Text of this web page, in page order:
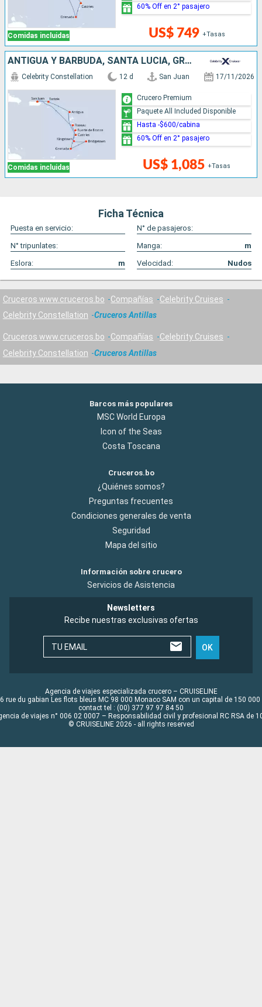
Comidas incluidas US$ 749 +Tasas
60% Off en 2° pasajero
ANTIGUA Y BARBUDA, SANTA LUCIA, GRENADA, BARBADOS, SAN VINCENT Y LAS GRANADINAS, DOMINICA, PUERTO RICO
Comidas incluidas
Celebrity Constellation 12 d San Juan 17/11/2026
US$ 1,085 +Tasas
Crucero Premium
Paquete All Included Disponible
Hasta -$600/cabina
60% Off en 2° pasajero
Ficha Técnica
Puesta en servicio:
N° de pasajeros:
N° tripunlates:
Manga:
m
Eslora:
m Velocidad: Nudos
Cruceros www.cruceros.bo Compañías
Celebrity Cruises
Celebrity Constellation
Cruceros Antillas
Cruceros www.cruceros.bo Compañías
Celebrity Cruises
Celebrity Constellation
Cruceros Antillas
Barcos más populares
MSC World Europa
Icon of the Seas
Costa Toscana
Cruceros.bo
¿Quiénes somos?
Preguntas frecuentes
Condiciones generales de venta
Seguridad
Mapa del sitio
Información sobre crucero
Servicios de Asistencia
Newsletters
Recibe nuestras exclusivas ofertas
TU EMAIL OK
Agencia de viajes especializada crucero – CRUISELINE
rue du gabian Les flots bleus MC 98 000 Monaco SAM con un capital de 150 000
contact tel : (00) 377 97 97 84 50
de viajes n° 006 02 0007 – Responsabilidad civil y profesional RC RSA de
© CRUISELINE 2026 - all rights reserved